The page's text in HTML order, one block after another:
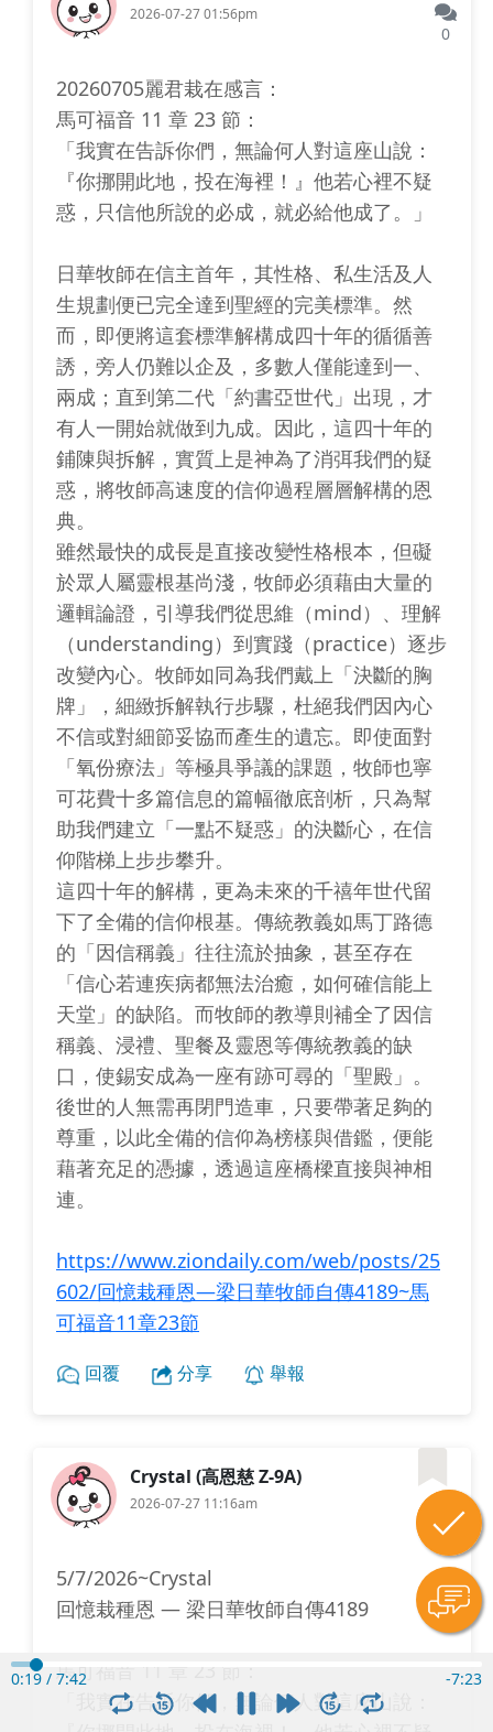
2026-07-27 01:56pm
0
20260705麗君栽在感言：
馬可福音 11 章 23 節：
「我實在告訴你們，無論何人對這座山說：
『你挪開此地，投在海裡！』他若心裡不疑
惑，只信他所說的必成，就必給他成了。」
日華牧師在信主首年，其性格、私生活及人
生規劃便已完全達到聖經的完美標準。然
而，即便將這套標準解構成四十年的循循善
誘，旁人仍難以企及，多數人僅能達到一、
兩成；直到第二代「約書亞世代」出現，才
有人一開始就做到九成。因此，這四十年的
鋪陳與拆解，實質上是神為了消弭我們的疑
惑，將牧師高速度的信仰過程層層解構的恩
典。
雖然最快的成長是直接改變性格根本，但礙
於眾人屬靈根基尚淺，牧師必須藉由大量的
邏輯論證，引導我們從思維（mind）、理解
（understanding）到實踐（practice）逐步
改變內心。牧師如同為我們戴上「決斷的胸
牌」，細緻拆解執行步驟，杜絕我們因內心
不信或對細節妥協而產生的遺忘。即使面對
「氧份療法」等極具爭議的課題，牧師也寧
可花費十多篇信息的篇幅徹底剖析，只為幫
助我們建立「一點不疑惑」的決斷心，在信
仰階梯上步步攀升。
這四十年的解構，更為未來的千禧年世代留
下了全備的信仰根基。傳統教義如馬丁路德
的「因信稱義」往往流於抽象，甚至存在
「信心若連疾病都無法治癒，如何確信能上
天堂」的缺陷。而牧師的教導則補全了因信
稱義、浸禮、聖餐及靈恩等傳統教義的缺
口，使錫安成為一座有跡可尋的「聖殿」。
後世的人無需再閉門造車，只要帶著足夠的
尊重，以此全備的信仰為榜樣與借鑑，便能
藉著充足的憑據，透過這座橋樑直接與神相
連。
https://www.ziondaily.com/web/posts/25
602/回憶栽種恩—梁日華牧師自傳4189~馬
可福音11章23節
回覆 分享 舉報
Crystal (高恩慈 Z-9A)
2026-07-27 11:16am
0
5/7/2026~Crystal
回憶栽種恩 — 梁日華牧師自傳4189
馬可福音 11 章 23 節：
「我實在告訴你們，無論何人對這座山說：
0:21 / 7:42 -7:21